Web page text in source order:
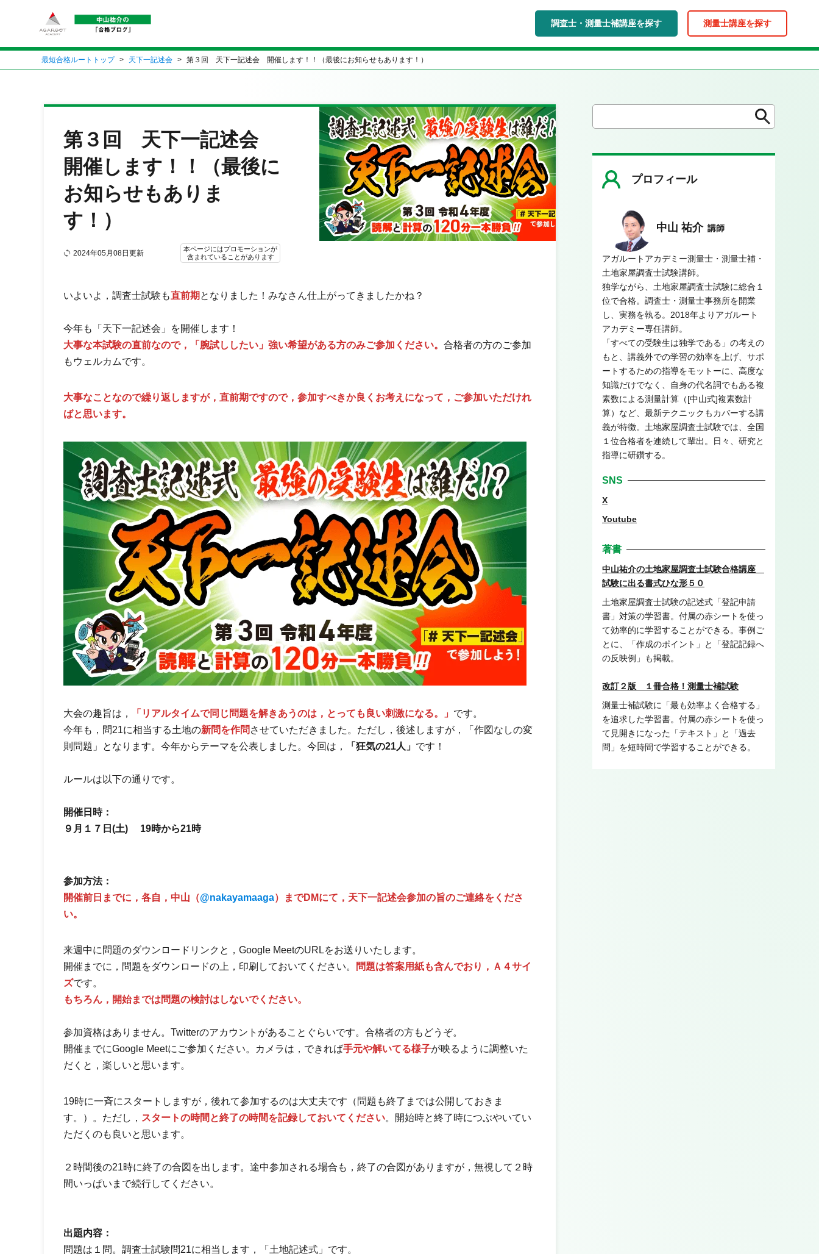
調査士・測量士補講座を探す 測量士講座を探す
最短合格ルートトップ 天下一記述会 第３回 天下一記述会 開催します！！（最後にお知らせもあります！）
第３回 天下一記述会
開催します！！（最後に
お知らせもありま
す！）
2024年05月08日更新
本ページにはプロモーションが
含まれていることがあります
いよいよ，調査士試験も直前期 となりました！みなさん仕上がってきましたかね？
今年も「天下一記述会」を開催します！
大事な本試験の直前なので，「腕試ししたい」強い希望がある方のみご参加ください。 合格者の方のご参加
もウェルカムです。
大事なことなので繰り返しますが，直前期ですので，参加すべきか良くお考えになって，ご参加いただけれ
ばと思います。
大会の趣旨は， 「リアルタイムで同じ問題を解きあうのは，とっても良い刺激になる。」 です。
今年も，問21に相当する土地の新問を作問 させていただきました。ただし，後述しますが，「作図なしの変
則問題」となります。今年からテーマを公表しました。今回は，
「狂気の21人」 です！
ルールは以下の通りです。
開催日時：
９月１７日(土) 19時から21時
参加方法：
開催前日までに，各自，中山（@nakayamaaga）までDMにて，天下一記述会参加の旨のご連絡をくださ
い。
来週中に問題のダウンロードリンクと，Google MeetのURLをお送りいたします。
開催までに，問題をダウンロードの上，印刷しておいてください。
問題は答案用紙も含んでおり，Ａ４サイ
ズです。
もちろん，開始までは問題の検討はしないでください。
参加資格はありません。Twitterのアカウントがあることぐらいです。合格者の方もどうぞ。
開催までにGoogle Meetにご参加ください。カメラは，できれば手元や解いてる様子が映るように調整いた
だくと，楽しいと思います。
19時に一斉にスタートしますが，後れて参加するのは大丈夫です（問題も終了までは公開しておきま
す。）。ただし， スタートの時間と終了の時間を記録しておいてください。開始時と終了時につぶやいてい
ただくのも良いと思います。
２時間後の21時に終了の合図を出します。途中参加される場合も，終了の合図がありますが，無視して２時
間いっぱいまで続行してください。
出題内容：
問題は１問。調査士試験問21に相当します，「土地記述式」です。
索
検
プロフィール
中山 祐介 講師
アガルートアカデミー測量士・測量士補・
土地家屋調査士試験講師。
独学ながら、土地家屋調査士試験に総合１
位で合格。調査士・測量士事務所を開業
し、実務を執る。2018年よりアガルート
アカデミー専任講師。
「すべての受験生は独学である」の考えの
もと、講義外での学習の効率を上げ、サポ
ートするための指導をモットーに、高度な
知識だけでなく、自身の代名詞でもある複
素数による測量計算（[中山式]複素数計
算）など、最新テクニックもカバーする講
義が特徴。土地家屋調査士試験では、全国
１位合格者を連続して輩出。日々、研究と
指導に研鑽する。
SNS
X
Youtube
著書
中山祐介の土地家屋調査士試験合格講座
試験に出る書式ひな形５０
土地家屋調査士試験の記述式「登記申請
書」対策の学習書。付属の赤シートを使っ
て効率的に学習することができる。事例ご
とに、「作成のポイント」と「登記記録へ
の反映例」も掲載。
改訂２版 １冊合格！測量士補試験
測量士補試験に「最も効率よく合格する」
を追求した学習書。付属の赤シートを使っ
て見開きになった「テキスト」と「過去
問」を短時間で学習することができる。